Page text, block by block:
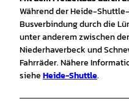
Während der Heide-
Busverbindung durch die
unter anderem zwischen
Niederhaverbeck und
Fahrräder. Nähere
sieheHeide-Shuttle.